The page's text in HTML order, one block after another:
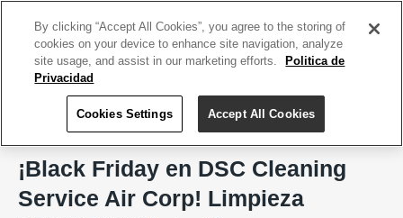
DSC Cleaning Service Air Corp
¡Black Friday en DSC Cleaning
Service Air Corp! Limpieza
By clicking “Accept All Cookies”, you agree to the storing of
cookies on your device to enhance site navigation, analyze
site usage, and assist in our marketing efforts.
Politica de
Privacidad
Cookies Settings Accept All Cookies